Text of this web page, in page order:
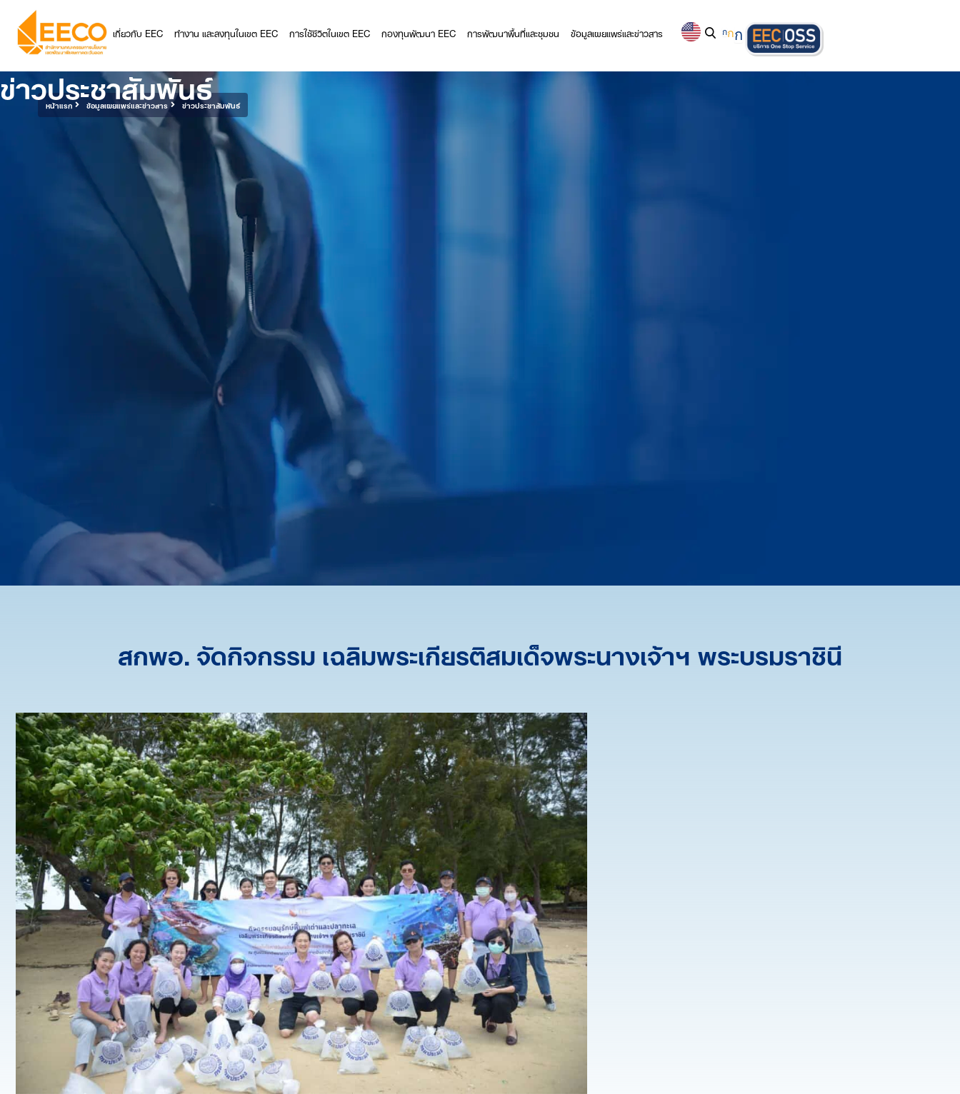
เกี่ยวกับ EEC ทำงาน และลงทุนในเขต EEC การใช้ชีวิตในเขต EEC กองทุนพัฒนา EEC การพัฒนาพื้นที่และชุมชน ข้อมูลเผยแพร่และข่าวสาร กกก
หน้าแรก ข้อมูลเผยแพร่และข่าวสาร ข่าวประชาสัมพันธ์
ข่าวประชาสัมพันธ์
สกพอ. จัดกิจกรรม เฉลิมพระเกียรติสมเด็จพระนางเจ้าฯ พระบรมราชินี